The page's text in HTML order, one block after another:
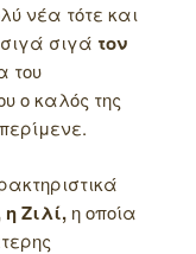
νέα τότε και
σιγά τον
του
ο καλός της
Ζιλί, η οποία